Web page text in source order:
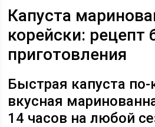
Капуста
корейски: рецепт
приготовления
Быстрая капуста по-
вкусная
14 часов на любой